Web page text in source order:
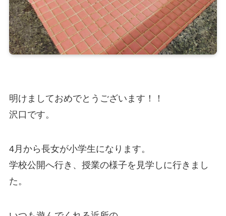
明けましておめでとうございます！！
沢口です。
4月から長女が小学生になります。
学校公開へ行き、授業の様子を見学しに行きまし
た。